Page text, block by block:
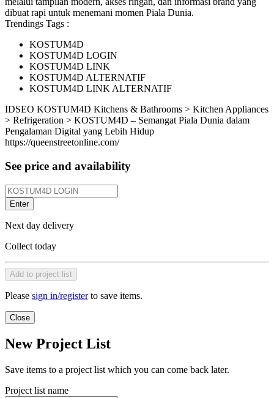
dibuat rapi untuk menemani momen Piala Dunia.
Trendings Tags :
KOSTUM4D
KOSTUM4D LOGIN
KOSTUM4D LINK
KOSTUM4D ALTERNATIF
KOSTUM4D LINK ALTERNATIF
IDSEO KOSTUM4D Kitchens & Bathrooms > Kitchen Appliances
> Refrigeration > KOSTUM4D – Semangat Piala Dunia dalam
Pengalaman Digital yang Lebih Hidup
https://queenstreetonline.com/
See price and availability
Enter
Next day delivery
Collect today
Add to project list
Please sign in/registerto save items.
Close
New Project List
Save items to a project list which you can come back later.
Project list name